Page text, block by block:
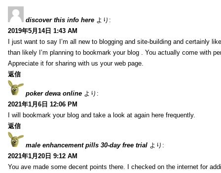
discover this info here より:
2019年5月14日 1:43 AM
I just want to say I’m all new to blogging and site-building and certainly
than likely I’m planning to bookmark your blog . You actually come with
Appreciate it for sharing with us your web page.
返信
poker dewa online より:
2021年1月6日 12:06 PM
I will bookmark your blog and take a look at again here frequently.
返信
male enhancement pills 30-day free trial より:
2021年1月20日 9:12 AM
You ave made some decent points there. I checked on the internet for